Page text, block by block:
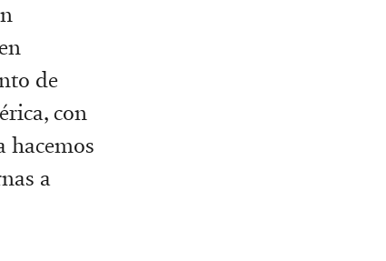
de
con
hacemos
a